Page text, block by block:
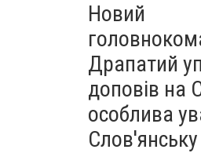
Новий
Драпатий
доповів на
особлива
Слов'янську